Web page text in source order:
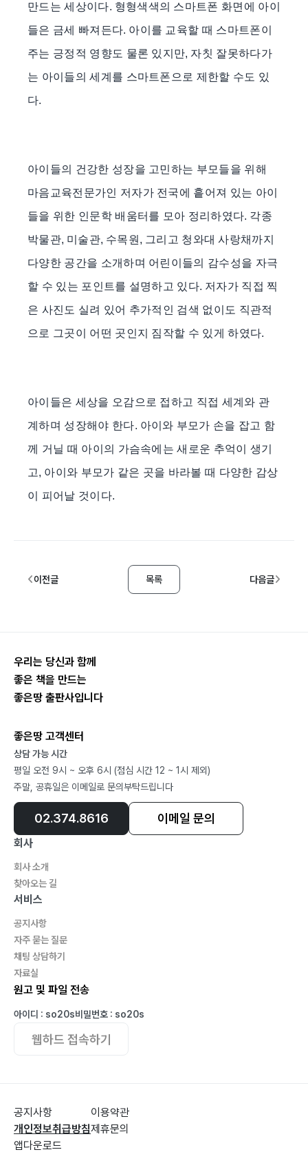
만드는 세상이다. 형형색색의 스마트폰 화면에 아이
들은 금세 빠져든다. 아이를 교육할 때 스마트폰이
주는 긍정적 영향도 물론 있지만, 자칫 잘못하다가
는 아이들의 세계를 스마트폰으로 제한할 수도 있
다.
아이들의 건강한 성장을 고민하는 부모들을 위해
마음교육전문가인 저자가 전국에 흩어져 있는 아이
들을 위한 인문학 배움터를 모아 정리하였다. 각종
박물관, 미술관, 수목원 , 그리고 청와대 사랑채까지
다양한 공간을 소개하며 어린이들의 감수성을 자극
할 수 있는 포인트를 설명하고 있다. 저자가 직접 찍
은 사진도 실려 있어 추가적인 검색 없이도 직관적
으로 그곳이 어떤 곳인지 짐작할 수 있게 하였다.
아이들은 세상을 오감으로 접하고 직접 세계와 관
계하며 성장해야 한다. 아이와 부모가 손을 잡고 함
께 거닐 때 아이의 가슴속에는 새로운 추억이 생기
고, 아이와 부모가 같은 곳을 바라볼 때 다양한 감상
이 피어날 것이다.
이전글 목록 다음글
우리는 당신과 함께
좋은 책을 만드는
좋은땅 출판사입니다
좋은땅 고객센터
상담 가능 시간
평일 오전 9시 ~ 오후 6시 (점심 시간 12 ~ 1시 제외)
주말, 공휴일은 이메일로 문의부탁드립니다
02.374.8616 이메일 문의
회사
회사 소개
찾아오는 길
서비스
공지사항
자주 묻는 질문
채팅 상담하기
자료실
원고 및 파일 전송
아이디 : so20s비밀번호 : so20s
웹하드 접속하기
공지사항
개인정보취급방침
앱다운로드
이용약관
제휴문의